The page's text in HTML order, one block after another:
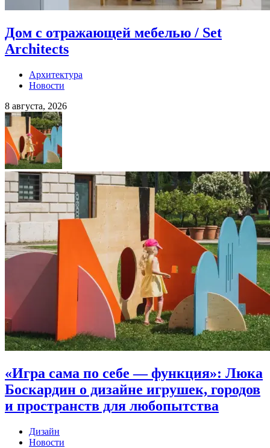
Дом с отражающей мебелью / Set
Architects
Архитектура
Новости
8 августа, 2026
«Игра сама по себе — функция»: Люка
Боскардин о дизайне игрушек, городов
и пространств для любопытства
Дизайн
Новости